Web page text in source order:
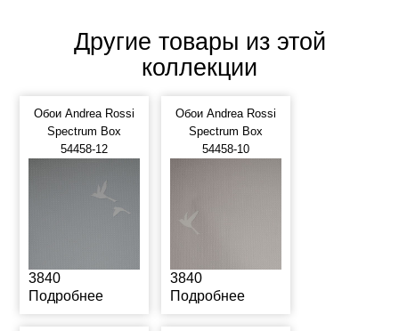
Другие товары из этой
коллекции
Обои Andrea Rossi
Spectrum Box
54458-12
3840
Подробнее
Обои Andrea Rossi
Spectrum Box
54458-10
3840
Подробнее